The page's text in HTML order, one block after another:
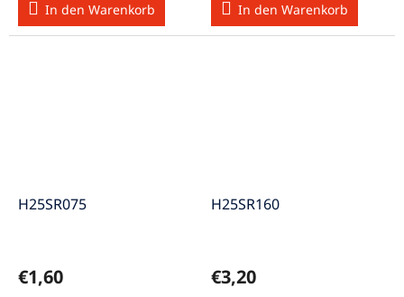
In den Warenkorb In den Warenkorb
H25SR075
€1,60
H25SR160
€3,20